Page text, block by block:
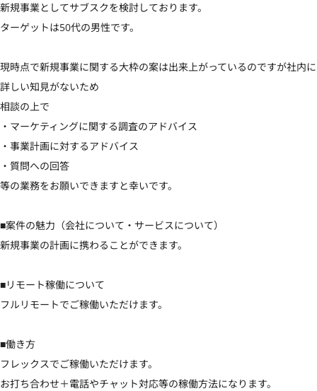
新規事業としてサブスクを検討しております。
ターゲットは50代の男性です。
現時点で新規事業に関する大枠の案は出来上がっているのですが社内に
詳しい知見がないため
相談の上で
・マーケティングに関する調査のアドバイス
・事業計画に対するアドバイス
・質問への回答
等の業務をお願いできますと幸いです。
■案件の魅力（会社について・サービスについて）
新規事業の計画に携わることができます。
■リモート稼働について
フルリモートでご稼働いただけます。
■働き方
フレックスでご稼働いただけます。
お打ち合わせ＋電話やチャット対応等の稼働方法になります。